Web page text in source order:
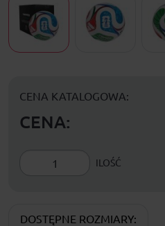
CENA KATALOGOWA:
CENA:
ILOŚĆ
DOSTĘPNE ROZMIARY: